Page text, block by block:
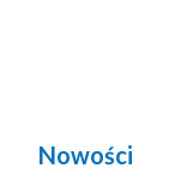
Nowości